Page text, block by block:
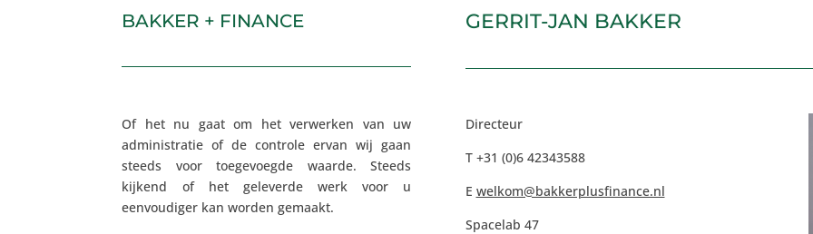
BAKKER + FINANCE GERRIT-JAN BAKKER
Of het nu gaat om het verwerken van uw
administratie of de controle ervan wij gaan
steeds voor toegevoegde waarde. Steeds
kijkend of het geleverde werk voor u
eenvoudiger kan worden gemaakt.
Directeur
T +31 (0)6 42343588
E welkom@bakkerplusfinance.nl
Spacelab 47